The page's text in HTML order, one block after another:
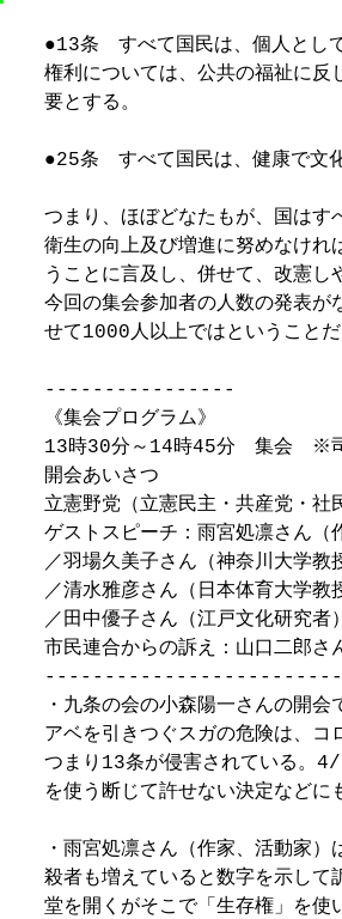
●13条　すべて国民は、個人とし
権利については、公共の福祉に反
要とする。
●25条　すべて国民は、健康で文
つまり、ほぼどなたもが、国はす
衛生の向上及び増進に努めなけれ
うことに言及し、併せて、改憲
今回の集会参加者の人数の発表
せて1000人以上ではということ
----------------
《集会プログラム》
13時30分～14時45分　集会　※
開会あいさつ
立憲野党（立憲民主・共産党・社
ゲストスピーチ：雨宮処凛さん（
／羽場久美子さん（神奈川大学教
／清水雅彦さん（日本体育大学教
／田中優子さん（江戸文化研究者
市民連合からの訴え：山口二郎さ
・九条の会の小森陽一さんの開会
アベを引きつぐスガの危険は、
つまり13条が侵害されている。
を使う断じて許せない決定など
・雨宮処凛さん（作家、活動家
殺者も増えていると数字を示して
堂を開くがそこで「生存権」を使